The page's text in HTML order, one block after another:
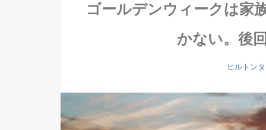
ゴールデンウィークは家
かない。後
ヒルトン